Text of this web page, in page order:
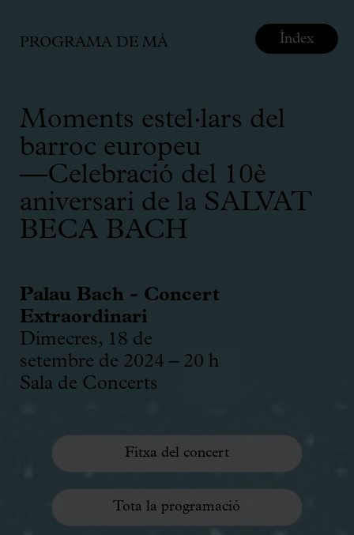
PROGRAMA DE MÀ
Moments estel·lars del
barroc europeu
—Celebració del 10è
aniversari de la SALVAT
BECA BACH
Palau Bach - Concert
Extraordinari
Dimecres, 18 de
setembre de 2024 – 20 h
Sala de Concerts
Fitxa del concert
Tota la programació
Índex